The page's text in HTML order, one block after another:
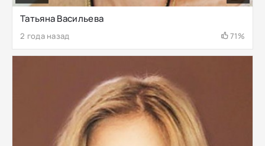
Татьяна Васильева
2 года назад 71%